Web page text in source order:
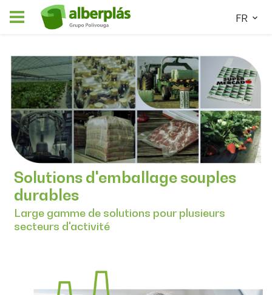
FR
Solutions d'emballage souples
durables
Large gamme de solutions pour plusieurs
secteurs d'activité